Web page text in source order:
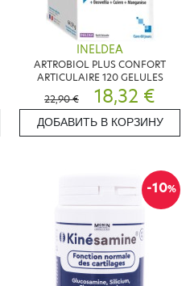
INELDEA
ARTROBIOL PLUS CONFORT
ARTICULAIRE 120 GELULES
22,90 €
18,32 €
ДОБАВИТЬ В КОРЗИНУ
-10%